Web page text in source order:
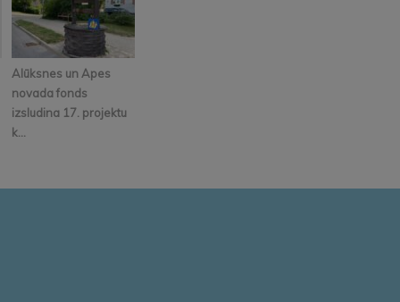
Alūksnes un Apes
novada fonds
izsludina 17. projektu
k...